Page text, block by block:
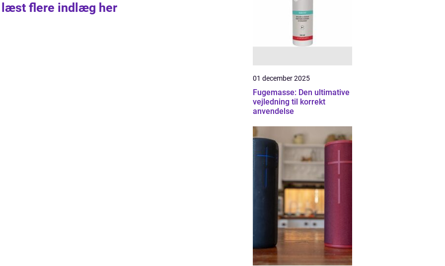
læst flere indlæg her
01 december 2025
Fugemasse: Den ultimative
vejledning til korrekt
anvendelse